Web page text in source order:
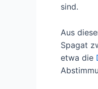
sind.
Aus
Spagat
etwa die